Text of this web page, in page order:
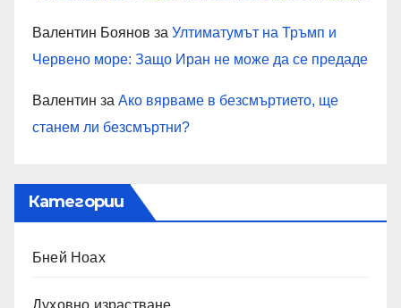
Валентин Боянов за Ултиматумът на Тръмп и
Червено море: Защо Иран не може да се предаде
Валентин за Ако вярваме в безсмъртието, ще
станем ли безсмъртни?
Категории
Бней Ноах
Духовно израстване